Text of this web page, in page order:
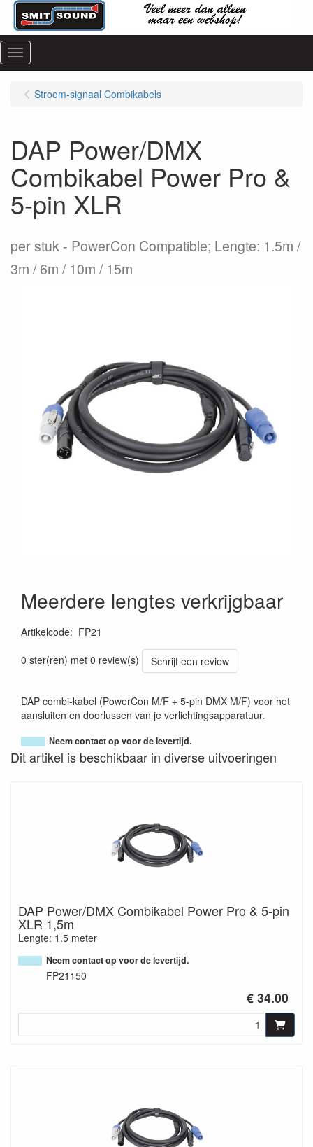
Menu
Stroom-signaal Combikabels
DAP Power/DMX
Combikabel Power Pro &
5-pin XLR
per stuk
PowerCon Compatible; Lengte: 1.5m /
3m / 6m / 10m / 15m
Meerdere lengtes verkrijgbaar
Artikelcode: FP21
0 ster(ren) met 0 review(s)
Schrijf een review
DAP combi-kabel (PowerCon M/F + 5-pin DMX M/F) voor het
aansluiten en doorlussen van je verlichtingsapparatuur.
Neem contact op voor de levertijd.
Dit artikel is beschikbaar in diverse uitvoeringen
DAP Power/DMX Combikabel Power Pro & 5-pin
XLR 1,5m
Lengte: 1.5 meter
Neem contact op voor de levertijd.
FP21150
€ 34.00